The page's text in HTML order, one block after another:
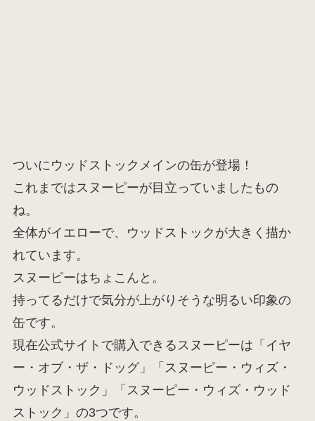
ついにウッドストックメインの缶が登場！
これまではスヌーピーが目立っていましたもの
ね。
全体がイエローで、ウッドストックが大きく描か
れています。
スヌーピーはちょこんと。
持ってるだけで気分が上がりそうな明るい印象の
缶です。
現在公式サイトで購入できるスヌーピーは「イヤ
ー・オブ・ザ・ドッグ」「スヌーピー・ウィズ・
ウッドストック」「スヌーピー・ウィズ・ウッド
ストック」の3つです。